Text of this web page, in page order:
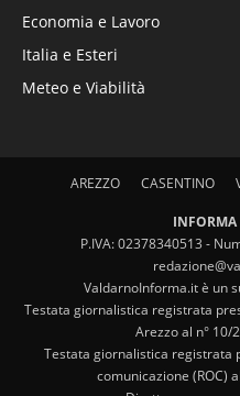
Economia e Lavoro
Italia e Esteri
Meteo e Viabilità
AREZZO CASENTINO
INFORMA
P.IVA: 02378340513 -
ValdarnoInforma.it è un
Testata giornalistica registrata
Arezzo al n° 10/
Testata giornalistica registrata
comunicazione (ROC)